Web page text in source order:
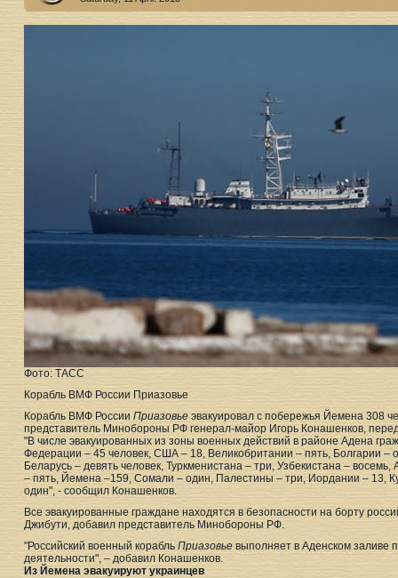
Фото: ТАСС
Корабль ВМФ России Приазовье
Корабль ВМФ России Приазовье эвакуировал с побережья Йемена 308
представитель Минобороны РФ генерал-майор Игорь Конашенков,
"В числе эвакуированных из зоны военных действий в районе Адена
Федерации – 45 человек, США – 18, Великобритании – пять, Болгарии –
Беларусь – девять человек, Туркменистана – три, Узбекистана –
– пять, Йемена –159, Сомали – один, Палестины – три, Иордании – 13,
один", - сообщил Конашенков.
Все эвакуированные граждане находятся в безопасности на борту
Джибути, добавил представитель Минобороны РФ.
"Российский военный корабль Приазовье выполняет в Аденском заливе
деятельности", – добавил Конашенков.
Из Йемена эвакуируют украинцев